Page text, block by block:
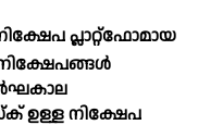
പ്ലാറ്റ്‌ഫോമായ
ഉള്ള നിക്ഷേപ